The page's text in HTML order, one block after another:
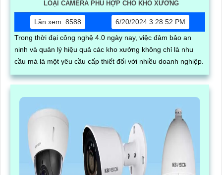
LOẠI CAMERA PHÙ HỢP CHO KHO XƯỞNG
Lần xem: 8588
6/20/2024 3:28:52 PM
Trong thời đại công nghệ 4.0 ngày nay, việc đảm bảo an
ninh và quản lý hiệu quả các kho xưởng không chỉ là nhu
cầu mà là một yêu cầu cấp thiết đối với nhiều doanh nghiệp.